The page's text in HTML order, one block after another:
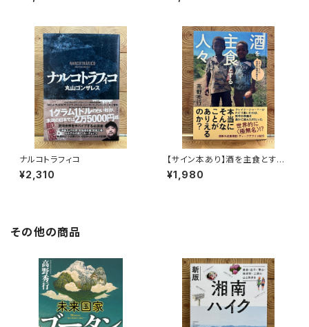
ナルコトラフィコ
¥2,310
【サイン本あり】酒を主食とする
人々 エチオピアの科学的秘境
を旅する
¥1,980
その他の商品